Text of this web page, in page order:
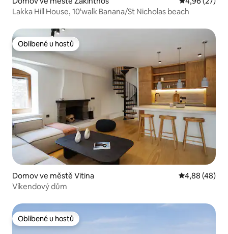
Lakka Hill House, 10'walk Banana/St Nicholas beach
Oblíbené u hostů
Oblíbené u hostů
Domov ve městě Vitina Průměrné
4,88 (48)
Víkendový dům
Oblíbené u hostů
Oblíbené u hostů